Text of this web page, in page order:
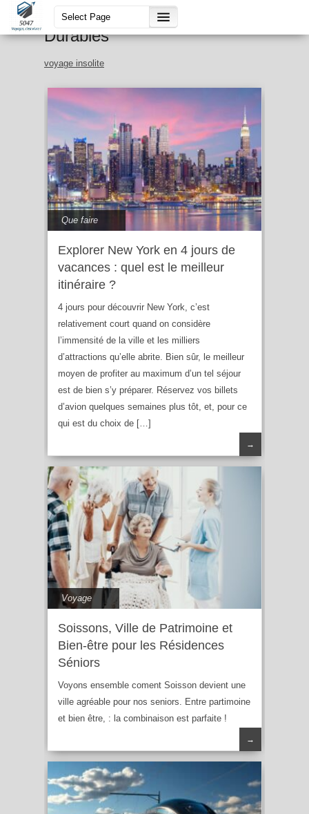
Guide Voyages Insolites &
Durables
voyage insolite
Que faire
Explorer New York en 4 jours de
vacances : quel est le meilleur
itinéraire ?
4 jours pour découvrir New York, c’est
relativement court quand on considère
l’immensité de la ville et les milliers
d’attractions qu’elle abrite. Bien sûr, le meilleur
moyen de profiter au maximum d’un tel séjour
est de bien s’y préparer. Réservez vos billets
d’avion quelques semaines plus tôt, et, pour ce
qui est du choix de […]
→
Voyage
Soissons, Ville de Patrimoine et
Bien-être pour les Résidences
Séniors
Voyons ensemble coment Soisson devient une
ville agréable pour nos seniors. Entre partimoine
et bien être, : la combinaison est parfaite !
→